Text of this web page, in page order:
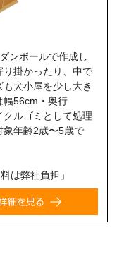
ンボールで作成し
掛かったり、中で
犬小屋を少し大き
56cm・奥行
ルゴミとして処理
象年齢2歳〜5歳で
は弊社負担」